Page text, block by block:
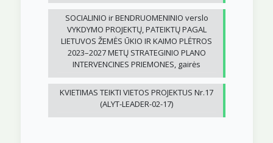
SOCIALINIO ir BENDRUOMENINIO verslo
VYKDYMO PROJEKTŲ, PATEIKTŲ PAGAL
LIETUVOS ŽEMĖS ŪKIO IR KAIMO PLĖTROS
2023–2027 METŲ STRATEGINIO PLANO
INTERVENCINES PRIEMONES, gairės
KVIETIMAS TEIKTI VIETOS PROJEKTUS Nr.17
(ALYT-LEADER-02-17)